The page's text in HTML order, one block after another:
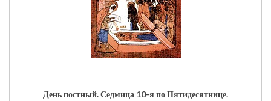
День постный.Седмица 10-я по Пятидесятнице.